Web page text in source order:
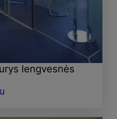
lengvesnės